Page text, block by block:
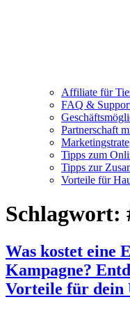
Affiliate für
FAQ &
Partnerschaft
Tipps zum
Tipps zur
Vorteile für
Schlagwort:
Was kostet eine
Kampagne?
Vorteile für dein